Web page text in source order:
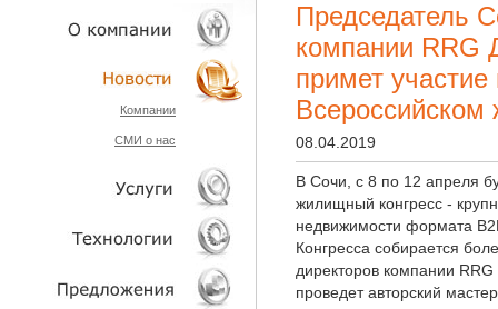
О КОМПАНИИ
НОВОСТИ
Компании
СМИ о нас
УСЛУГИ
ТЕХНОЛОГИИ
Председатель
компании RRG
примет
08.04.2019
В Сочи, с 8 по 12 апреля
жилищный конгресс -
недвижимости формата
Конгресса собирается
директоров компании
проведет авторский